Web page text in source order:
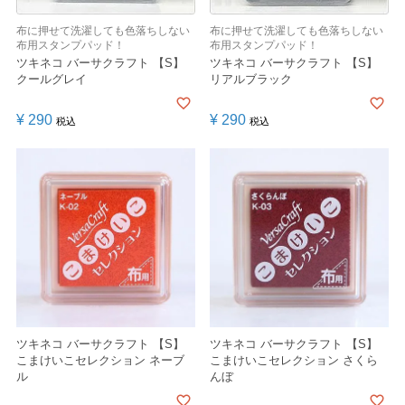
布に押せて洗濯しても色落ちしない
布用スタンプパッド！
ツキネコ バーサクラフト 【S】
クールグレイ
¥ 290 税込
布に押せて洗濯しても色落ちしない
布用スタンプパッド！
ツキネコ バーサクラフト 【S】
リアルブラック
¥ 290 税込
ツキネコ バーサクラフト 【S】
こまけいこセレクション ネーブ
ル
ツキネコ バーサクラフト 【S】
こまけいこセレクション さくら
んぼ